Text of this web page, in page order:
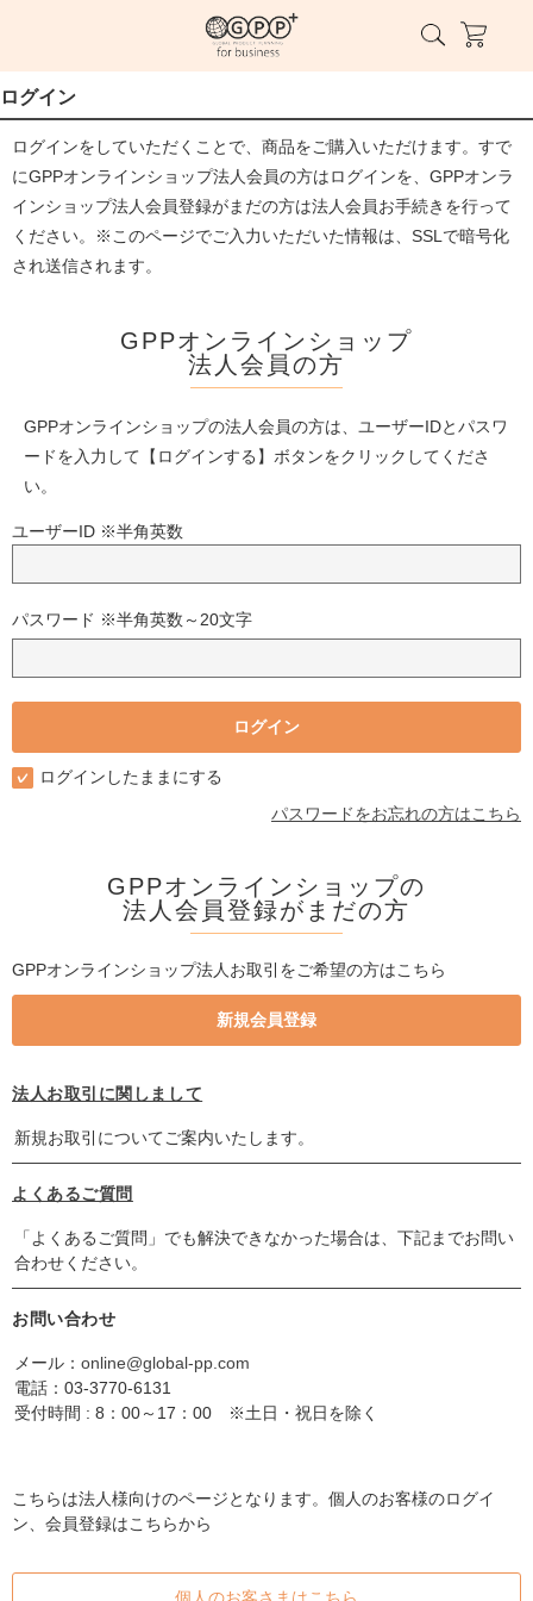
ログイン
ログインをしていただくことで、商品をご購入いただけます。すで
にGPPオンラインショップ法人会員の方はログインを、GPPオンラ
インショップ法人会員登録がまだの方は法人会員お手続きを行って
ください。※このページでご入力いただいた情報は、SSLで暗号化
され送信されます。
GPPオンラインショップ
法人会員の方
GPPオンラインショップの法人会員の方は、ユーザーIDとパスワ
ードを入力して【ログインする】ボタンをクリックしてくださ
い。
ユーザーID ※半角英数
パスワード ※半角英数～20文字
ログインしたままにする
パスワードをお忘れの方はこちら
GPPオンラインショップの
法人会員登録がまだの方
GPPオンラインショップ法人お取引をご希望の方はこちら
法人お取引に関しまして
新規お取引についてご案内いたします。
よくあるご質問
「よくあるご質問」でも解決できなかった場合は、下記までお問い
合わせください。
お問い合わせ
メール： online@global-pp.com
電話： 03-3770-6131
受付時間 : 8：00～17：00 ※土日・祝日を除く
こちらは法人様向けのページとなります。個人のお客様のログイ
ン、会員登録はこちらから